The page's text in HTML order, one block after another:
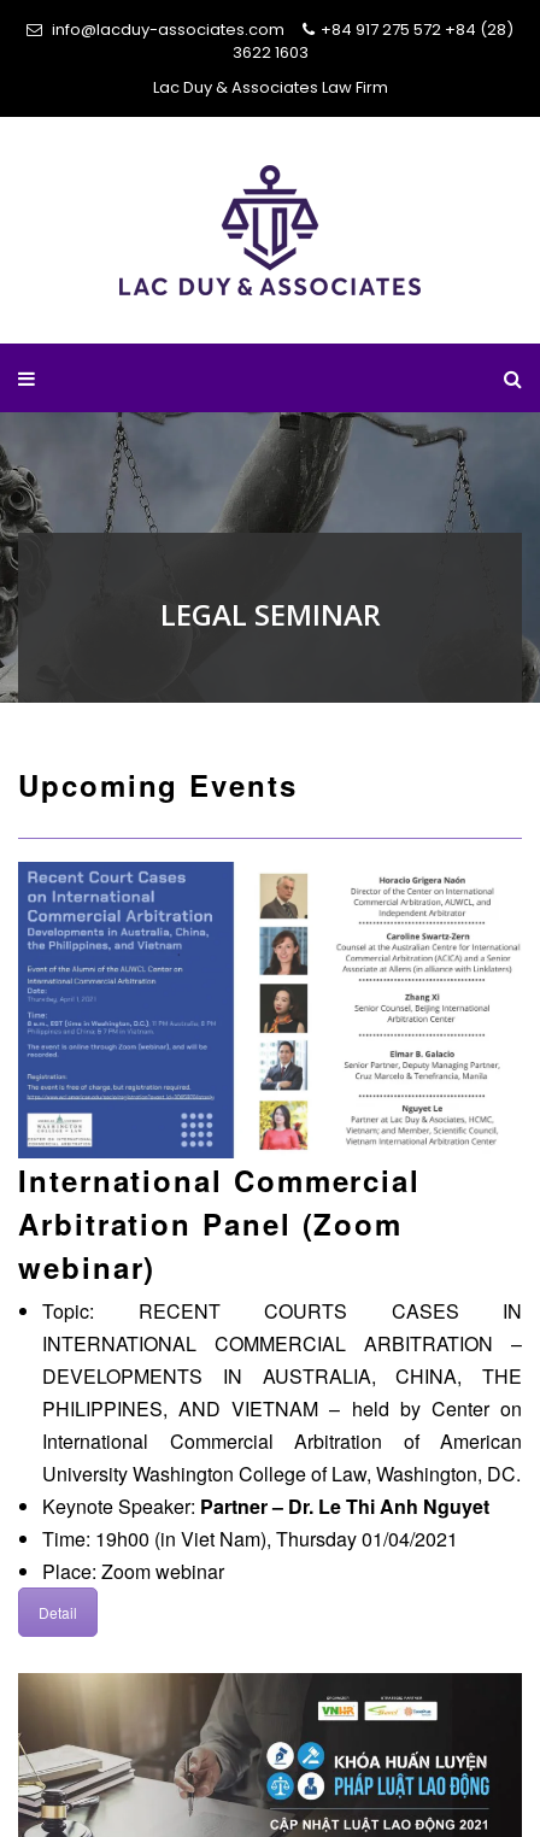
info@lacduy-associates.com +84 917 275 572 +84 (28)
3622 1603
Lac Duy & Associates Law Firm
LEGAL SEMINAR
Upcoming Events
International Commercial
Arbitration Panel (Zoom
webinar)
Topic: RECENT COURTS CASES IN
INTERNATIONAL COMMERCIAL ARBITRATION –
DEVELOPMENTS IN AUSTRALIA, CHINA, THE
PHILIPPINES, AND VIETNAM – held by Center on
International Commercial Arbitration of American
University Washington College of Law, Washington, DC.
Keynote Speaker: Partner – Dr. Le Thi Anh Nguyet
Time: 19h00 (in Viet Nam), Thursday 01/04/2021
Place: Zoom webinar
Detail